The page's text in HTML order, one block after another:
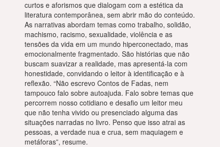
curtos e aforismos que dialogam com a estética da
literatura contemporânea, sem abrir mão do conteúdo.
As narrativas abordam temas como trabalho, solidão,
machismo, racismo, sexualidade, violência e as
tensões da vida em um mundo hiperconectado, mas
emocionalmente fragmentado. São histórias que não
buscam suavizar a realidade, mas apresentá-la com
honestidade, convidando o leitor à identificação e à
reflexão. “Não escrevo Contos de Fadas, nem
tampouco falo sobre autoajuda. Falo sobre temas que
percorrem nosso cotidiano e desafio um leitor meu
que não tenha vivido ou presenciado alguma das
situações narradas no livro. Penso que isso atrai as
pessoas, a verdade nua e crua, sem maquiagem e
metáforas”, resume.